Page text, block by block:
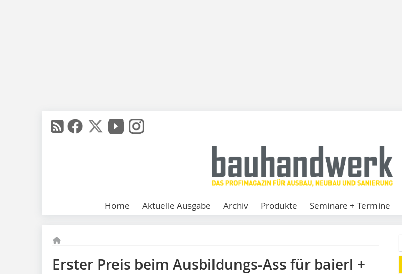
Home Aktuelle Ausgabe Archiv Produkte Seminare + Termine
Erster Preis beim Ausbildungs-Ass für baierl +